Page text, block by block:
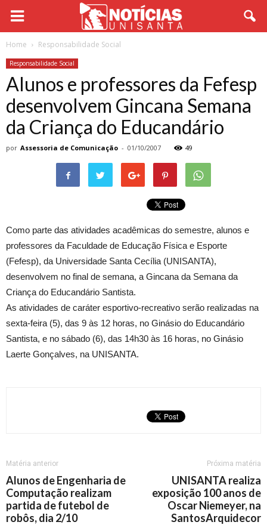
Home Responsabilidade Social
Responsabilidade Social
Alunos e professores da Fefesp
desenvolvem Gincana Semana
da Criança do Educandário
por Assessoria de Comunicação - 01/10/2007 49
Como parte das atividades acadêmicas do semestre, alunos e
professores da Faculdade de Educação Física e Esporte
(Fefesp), da Universidade Santa Cecília (UNISANTA),
desenvolvem no final de semana, a Gincana da Semana da
Criança do Educandário Santista.
As atividades de caráter esportivo-recreativo serão realizadas na
sexta-feira (5), das 9 às 12 horas, no Ginásio do Educandário
Santista, e no sábado (6), das 14h30 às 16 horas, no Ginásio
Laerte Gonçalves, na UNISANTA.
Matéria anterior
Alunos de Engenharia de
Computação realizam
partida de futebol de
robôs, dia 2/10
Próxima matéria
UNISANTA realiza
exposição 100 anos de
Oscar Niemeyer, na
SantosArquidecor